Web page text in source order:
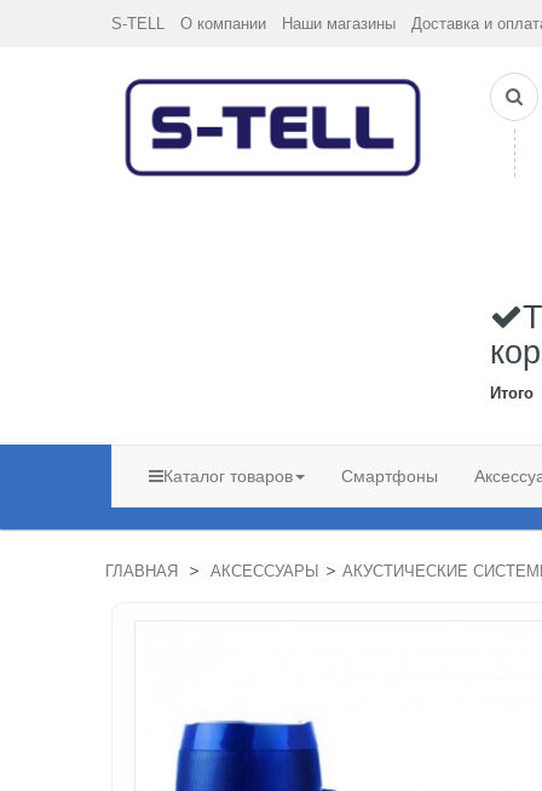
S-TELL О компании Наши магазины Доставка и
Итого
Каталог товаров Смартфоны
ГЛАВНАЯ > АКСЕССУАРЫ > АКУСТИЧЕСКИЕ